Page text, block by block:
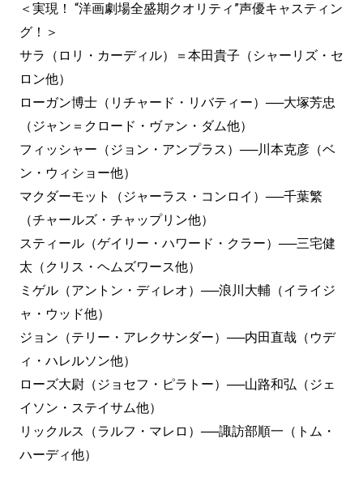
＜実現！ “洋画劇場全盛期クオリティ”声優キャスティン
グ！＞
サラ（ロリ・カーディル）＝本田貴子（シャーリズ・セ
ロン他）
ローガン博士（リチャード・リバティー）──大塚芳忠
（ジャン＝クロード・ヴァン・ダム他）
フィッシャー（ジョン・アンプラス）──川本克彦（ベ
ン・ウィショー他）
マクダーモット（ジャーラス・コンロイ）──千葉繁
（チャールズ・チャップリン他）
スティール（ゲイリー・ハワード・クラー）──三宅健
太（クリス・ヘムズワース他）
ミゲル（アントン・ディレオ）──浪川大輔（イライジ
ャ・ウッド他）
ジョン（テリー・アレクサンダー）──内田直哉（ウデ
ィ・ハレルソン他）
ローズ大尉（ジョセフ・ピラトー）──山路和弘（ジェ
イソン・ステイサム他）
リックルス（ラルフ・マレロ）──諏訪部順一（トム・
ハーディ他）